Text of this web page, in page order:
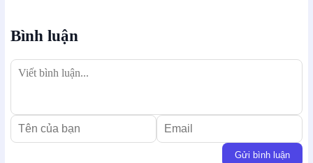
Bình luận
Gửi bình luận